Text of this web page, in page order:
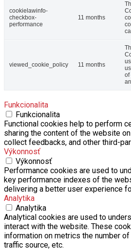
cookielawinfo-
checkbox-
performance
11 months
viewed_cookie_policy 11 months
of
Funkcionalita
Funkcionalita
Functional cookies help to perform
sharing the content of the website
collect feedbacks, and other third-
Výkonnosť
Výkonnosť
Performance cookies are used to
key performance indexes of the
delivering a better user experience
Analytika
Analytika
Analytical cookies are used to
interact with the website. These
information on metrics the number
traffic source, etc.